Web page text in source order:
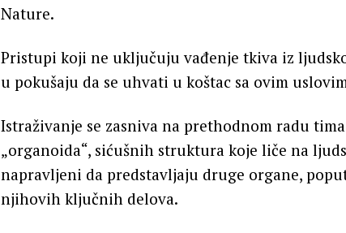
Nature.
Pristupi koji ne uključuju vađenje tkiva iz
u pokušaju da se uhvati u koštac sa ovim
Istraživanje se zasniva na prethodnom radu
„organoida“, sićušnih struktura koje liče na
napravljeni da predstavljaju druge organe,
njihovih ključnih delova.